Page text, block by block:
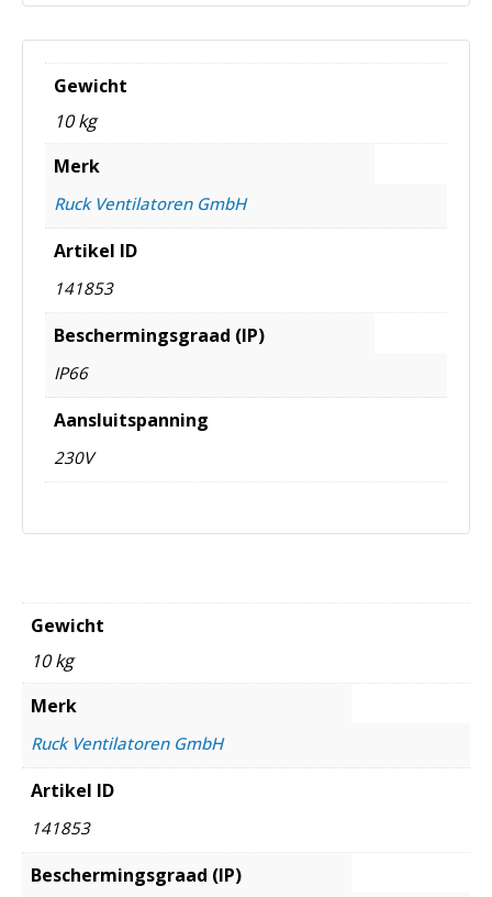
Gewicht
10 kg
Merk
Ruck Ventilatoren GmbH
Artikel ID
141853
Beschermingsgraad (IP)
IP66
Aansluitspanning
230V
Gewicht
10 kg
Merk
Ruck Ventilatoren GmbH
Artikel ID
141853
Beschermingsgraad (IP)